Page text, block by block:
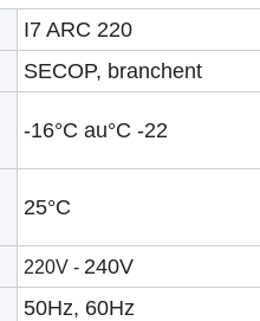
I7 ARC 220
SECOP, branchent
-16°C au°C -22
25°C
220V - 240V
50Hz, 60Hz